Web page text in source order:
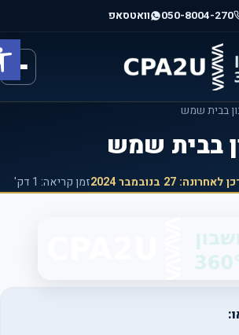
פתח
050-8004- וואטסאפ
בבית שמש
בבית שמש
לאחרונה:27 בנובמבר 2024 זמן קריאה: 1 דק'